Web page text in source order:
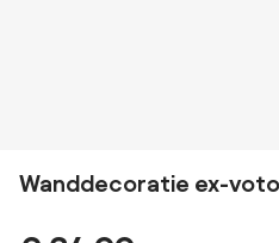
Wanddecoratie ex-